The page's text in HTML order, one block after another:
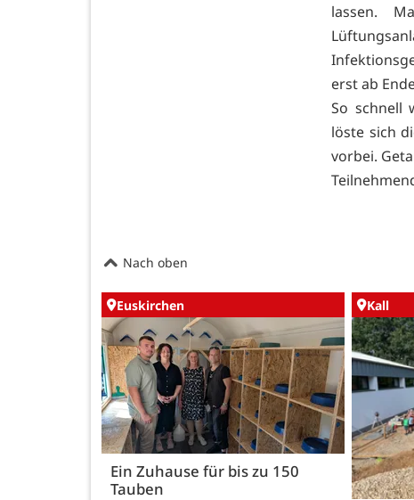
lassen.
erst ab
So schnell
löste sich
vorbei.
Nach oben
Euskirchen
Ein Zuhause für bis zu 150
Tauben
Kall